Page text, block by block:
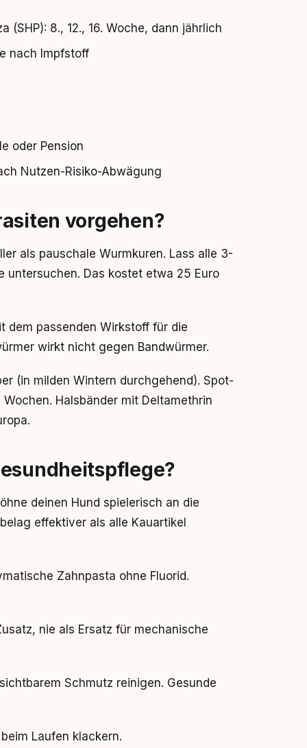
(SHP): 8., 12., 16. Woche, dann jährlich
nach Impfstoff
oder Pension
Nutzen-Risiko-Abwägung
vorgehen?
als pauschale Wurmkuren. Lass alle 3-
untersuchen. Das kostet etwa 25 Euro
dem passenden Wirkstoff für die
wirkt nicht gegen Bandwürmer.
(in milden Wintern durchgehend). Spot-
Halsbänder mit Deltamethrin
deinen Hund spielerisch an die
effektiver als alle Kauartikel
Zahnpasta ohne Fluorid.
nie als Ersatz für mechanische
Schmutz reinigen. Gesunde
Laufen klackern.